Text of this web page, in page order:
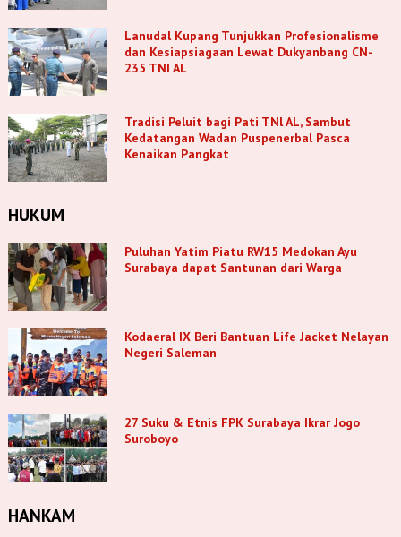
Lanudal Kupang Tunjukkan Profesionalisme
dan Kesiapsiagaan Lewat Dukyanbang CN-
235 TNI AL
Tradisi Peluit bagi Pati TNl AL, Sambut
Kedatangan Wadan Puspenerbal Pasca
Kenaikan Pangkat
HUKUM
Puluhan Yatim Piatu RW15 Medokan Ayu
Surabaya dapat Santunan dari Warga
Kodaeral IX Beri Bantuan Life Jacket Nelayan
Negeri Saleman
27 Suku & Etnis FPK Surabaya Ikrar Jogo
Suroboyo
HANKAM